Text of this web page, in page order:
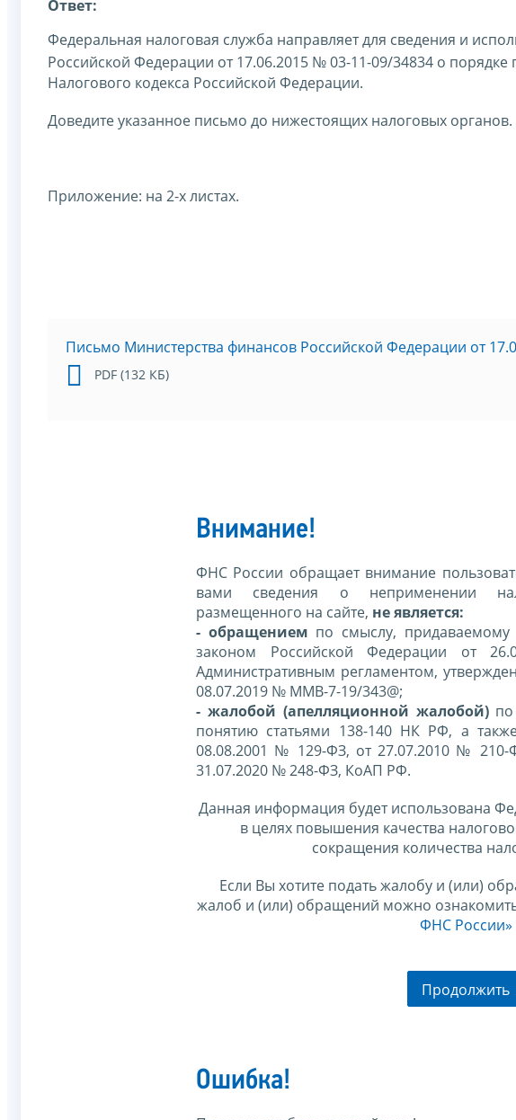
Ответ:
Федеральная налоговая служба направляет для сведения и
Российской Федерации от 17.06.2015 № 03-11-09/34834 о
Налогового кодекса Российской Федерации.
Доведите указанное письмо до нижестоящих налоговых органов.
Приложение: на 2-х листах.
Письмо Министерства финансов Российской Федерации от
PDF (132 КБ)
Внимание!
ФНС России обращает внимание
вами сведения о неприменении
размещенного на сайте, не является:
- обращением по смыслу,
законом Российской Федерации от
Административным регламентом,
08.07.2019 № ММВ-7-19/343@;
- жалобой (апелляционной жалобой)по
понятию статьями 138-140 НК РФ, а
08.08.2001 № 129-ФЗ, от 27.07.2010 №
31.07.2020 № 248-ФЗ, КоАП РФ.
Данная информация будет использована
в целях повышения качества
сокращения количества
Если Вы хотите подать жалобу и (или)
жалоб и (или) обращений можно
ФНС России»
Продолжить
Ошибка!